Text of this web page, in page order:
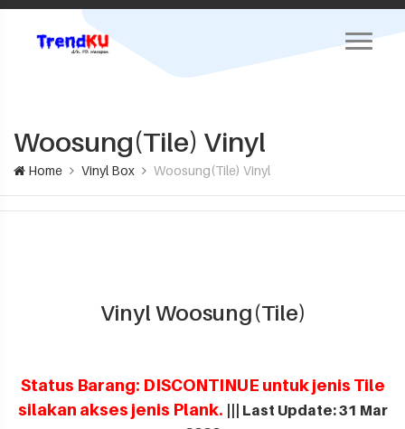
Woosung(Tile) Vinyl
Home Vinyl Box Woosung(Tile) Vinyl
Vinyl Woosung(Tile)
Status Barang: DISCONTINUE untuk jenis Tile
silakan akses jenis Plank. ||| Last Update: 31 Mar